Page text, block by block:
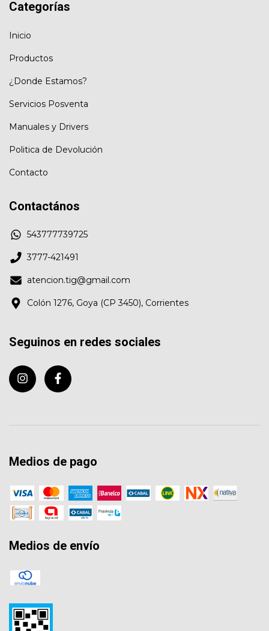
Categorías
Inicio
Productos
¿Donde Estamos?
Servicios Posventa
Manuales y Drivers
Politica de Devolución
Contacto
Contactános
543777739725
3777-421491
atencion.tig@gmail.com
Colón 1276, Goya (CP 3450), Corrientes
Seguinos en redes sociales
Medios de pago
Medios de envío